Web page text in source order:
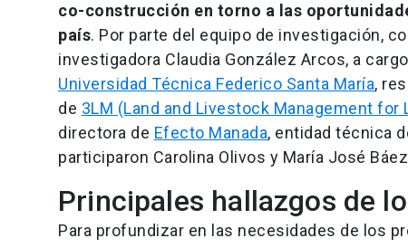
co-construcción en torno a las
país. Por parte del equipo de investigación,
investigadora Claudia González Arcos, a
Universidad Técnica Federico Santa María,
de 3LM (Land and Livestock Management for
directora de Efecto Manada, entidad técnica
participaron Carolina Olivos y María José
Principales hallazgos de
Para profundizar en las necesidades de los